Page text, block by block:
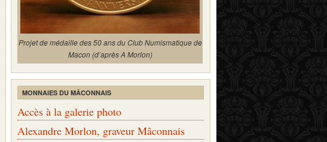
Projet de médaille des 50 ans du Club Numismatique de
Macon (d’après A Morlon)
MONNAIES DU MÂCONNAIS
Accès à la galerie photo
Alexandre Morlon, graveur Mâconnais